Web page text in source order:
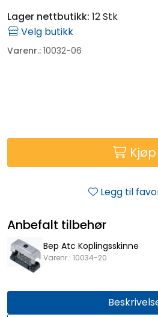
Lager nettbutikk: 12 Stk
Velg butikk
Varenr.: 10032-06
Kjøp
Legg til
Anbefalt tilbehør
Bep Atc Koplingsskinne
Varenr.: 10034-20